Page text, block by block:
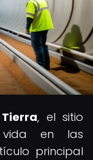
, el sitio
en las
principal